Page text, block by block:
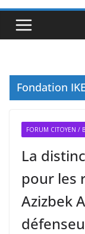
Fondation
FORUM CITOYEN /
La
pour les
Azizbek